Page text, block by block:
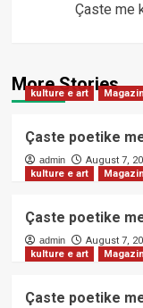
Çaste me
More Stories
kulture e art
Çaste poetike
admin
August 7,
kulture e art
Çaste poetike
admin
August 7,
kulture e art
Çaste poetike